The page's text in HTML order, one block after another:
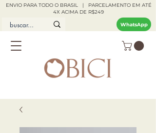
ENVIO PARA TODO O BRASIL | PARCELAMENTO EM ATÉ
4X ACIMA DE R$249
WhatsApp